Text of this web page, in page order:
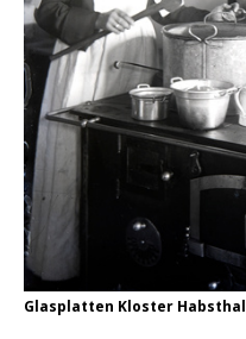
Glasplatten Kloster Habsthal